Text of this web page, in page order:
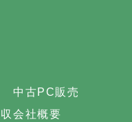
中古PC販売
会社概要